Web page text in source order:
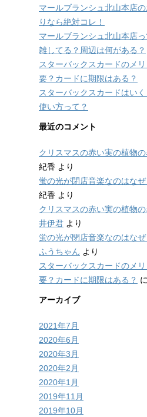
マールブランシュ北山本店
りなら絶対コレ！
マールブランシュ北山本店
雑してる？周辺は何がある？
スターバックスカードのメ
要？カードに期限はある？
スターバックスカードはい
使い方って？
最近のコメント
クリスマスの赤い実の植物
紀香 より
蛍の光が閉店音楽なのはな
紀香 より
クリスマスの赤い実の植物
井伊君 より
蛍の光が閉店音楽なのはな
ふうちゃん より
スターバックスカードのメ
要？カードに期限はある？ に
アーカイブ
2021年7月
2020年6月
2020年3月
2020年2月
2020年1月
2019年11月
2019年10月